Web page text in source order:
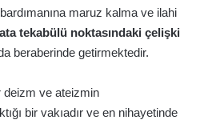
maruz kalma ve ilahi
tekabülü noktasındaki çelişki
beraberinde getirmektedir.
deizm ve ateizmin
bir vakıadır ve en nihayetinde